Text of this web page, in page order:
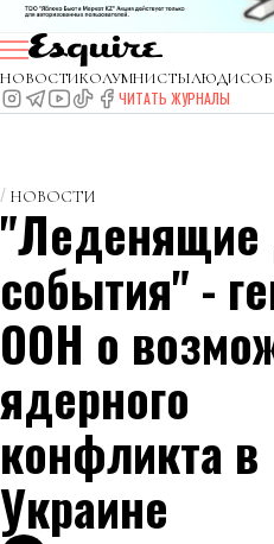
НОВОСТИКОЛУМНИСТЫЛЮДИ
ЧИТАТЬ ЖУРНАЛЫ
НОВОСТИ
события" -
ООН о
ядерного
конфликта в
Украине